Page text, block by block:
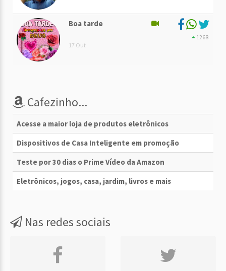
Boa tarde
17 Out
1268
Cafezinho...
Acesse a maior loja de produtos eletrônicos
Dispositivos de Casa Inteligente em promoção
Teste por 30 dias o Prime Vídeo da Amazon
Eletrônicos, jogos, casa, jardim, livros e mais
Nas redes sociais